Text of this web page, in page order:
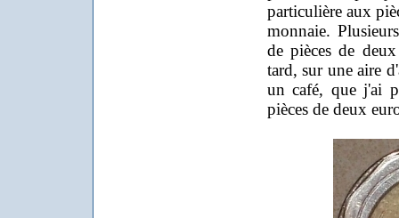
particulière aux
monnaie.
de pièces de
tard, sur une aire
un café, que j'ai
pièces de deux